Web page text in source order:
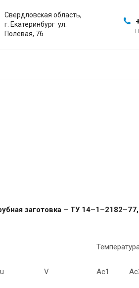
Свердловская область,
г. Екатеринбург ул.
Полевая, 76
заготовка – ТУ
V Ас1